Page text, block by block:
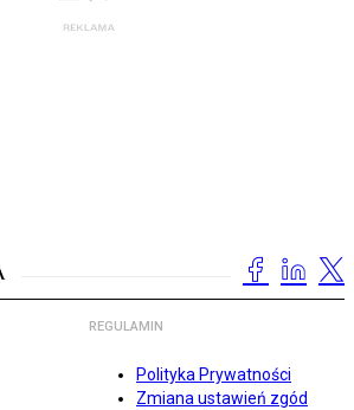
REGULAMIN
Polityka Prywatności
Zmiana ustawień zgód